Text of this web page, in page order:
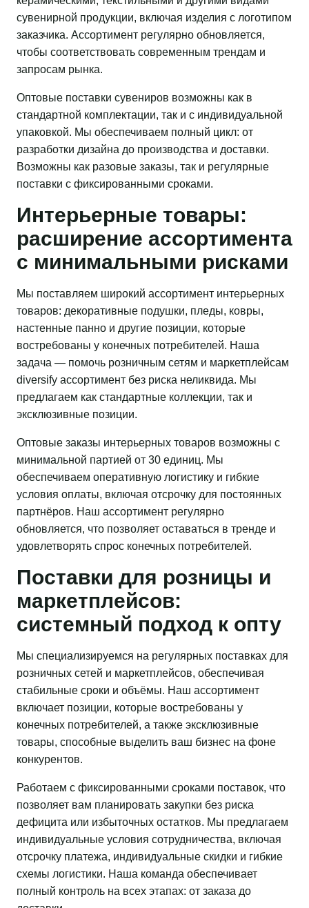
сувенирной продукции, включая изделия с логотипом
заказчика. Ассортимент регулярно обновляется,
чтобы соответствовать современным трендам и
запросам рынка.
Оптовые поставки сувениров возможны как в
стандартной комплектации, так и с индивидуальной
упаковкой. Мы обеспечиваем полный цикл: от
разработки дизайна до производства и доставки.
Возможны как разовые заказы, так и регулярные
поставки с фиксированными сроками.
Интерьерные товары:
расширение ассортимента
с минимальными рисками
Мы поставляем широкий ассортимент интерьерных
товаров: декоративные подушки, пледы, ковры,
настенные панно и другие позиции, которые
востребованы у конечных потребителей. Наша
задача — помочь розничным сетям и маркетплейсам
diversify ассортимент без риска неликвида. Мы
предлагаем как стандартные коллекции, так и
эксклюзивные позиции.
Оптовые заказы интерьерных товаров возможны с
минимальной партией от 30 единиц. Мы
обеспечиваем оперативную логистику и гибкие
условия оплаты, включая отсрочку для постоянных
партнёров. Наш ассортимент регулярно
обновляется, что позволяет оставаться в тренде и
удовлетворять спрос конечных потребителей.
Поставки для розницы и
маркетплейсов:
системный подход к опту
Мы специализируемся на регулярных поставках для
розничных сетей и маркетплейсов, обеспечивая
стабильные сроки и объёмы. Наш ассортимент
включает позиции, которые востребованы у
конечных потребителей, а также эксклюзивные
товары, способные выделить ваш бизнес на фоне
конкурентов.
Работаем с фиксированными сроками поставок, что
позволяет вам планировать закупки без риска
дефицита или избыточных остатков. Мы предлагаем
индивидуальные условия сотрудничества, включая
отсрочку платежа, индивидуальные скидки и гибкие
схемы логистики. Наша команда обеспечивает
полный контроль на всех этапах: от заказа до